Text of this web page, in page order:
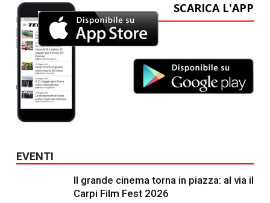
SCARICA L'APP
EVENTI
Il grande cinema torna in piazza: al via il
Carpi Film Fest 2026